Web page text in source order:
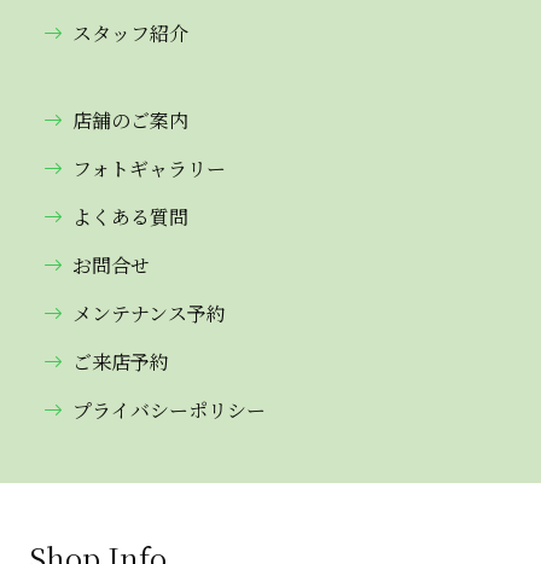
スタッフ紹介
店舗のご案内
フォトギャラリー
よくある質問
お問合せ
メンテナンス予約
ご来店予約
プライバシーポリシー